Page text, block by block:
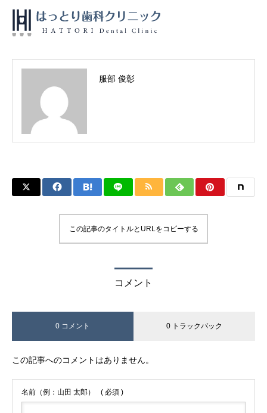
歯周病治療
服部 俊彰
この記事のタイトルとURLをコピーする
コメント
0 コメント 0 トラックバック
この記事へのコメントはありません。
名前（例：山田 太郎） ( 必須 )